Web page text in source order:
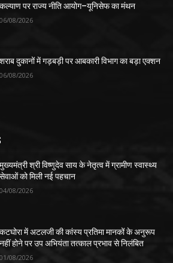
कल्याण पर राज्य नीति आयोग–यूनिसेफ का मंथन
06/08/2026
शराब दुकानों में गड़बड़ी पर आबकारी विभाग का बड़ा एक्शन
06/08/2026
मुख्यमंत्री श्री विष्णुदेव साय के नेतृत्व में ग्रामीण स्वास्थ्य
सेवाओं को मिली नई पहचान
04/08/2026
कटघोरा में अटलजी की कांस्य प्रतिमा मानकों के अनुरूप
नहीं होने पर उप अभियंता तत्काल प्रभाव से निलंबित
01/08/2026